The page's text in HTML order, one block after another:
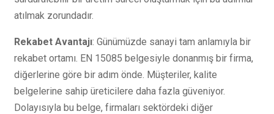
atılmak zorundadır.
Rekabet Avantajı: Günümüzde sanayi tam anlamıyla bir
rekabet ortamı. EN 15085 belgesiyle donanmış bir firma,
diğerlerine göre bir adım önde. Müşteriler, kalite
belgelerine sahip üreticilere daha fazla güveniyor.
Dolayısıyla bu belge, firmaları sektördeki diğer